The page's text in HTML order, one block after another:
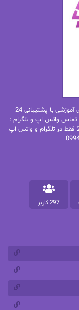
سایت اخودان مرجع کامل رمان و کتاب و فایل های آموزشی با پشتیبانی 24
تماس واتس اپ و تلگرام :
عباس علی میرزائی 09221706572 شماره پشتیبانی 2 فقط در تلگرام و واتس اپ
297 کاربر